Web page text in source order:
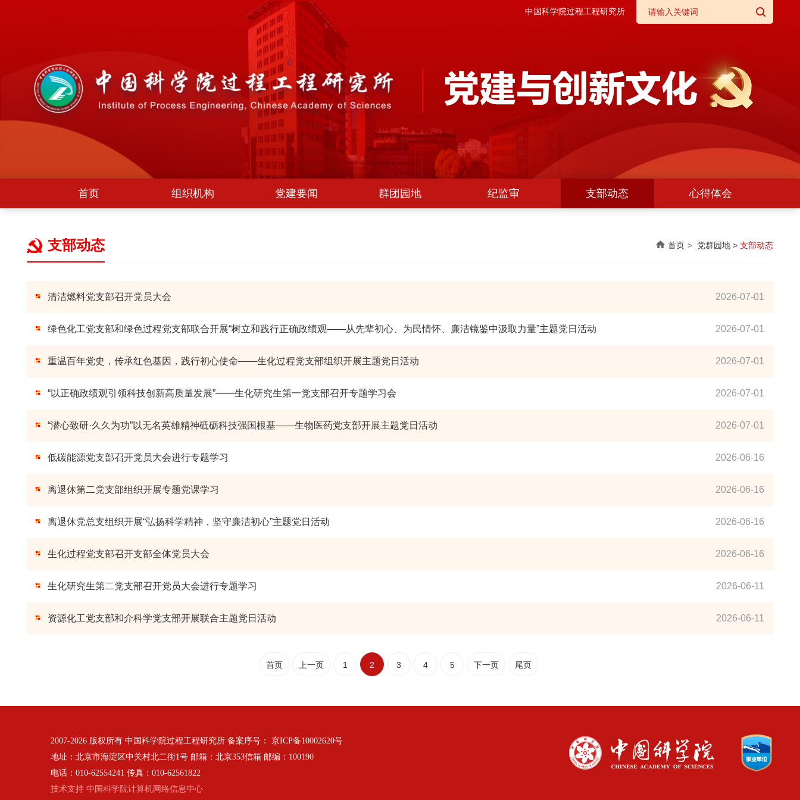
中国科学院过程工程研究所
首页 组织机构 党建要闻 群团园地 纪监审 支部动态 心得体会
支部动态 首页 党群园地 > 支部动态
清洁燃料党支部召开党员大会 2026-07-01
绿色化工党支部和绿色过程党支部联合开展“树立和践行正确政绩观——从先辈初心、为民情怀、廉洁镜鉴中汲取力量”主题党日活动 2026-07-01
重温百年党史，传承红色基因，践行初心使命——生化过程党支部组织开展主题党日活动 2026-07-01
“以正确政绩观引领科技创新高质量发展”——生化研究生第一党支部召开专题学习会 2026-07-01
“潜心致研·久久为功”以无名英雄精神砥砺科技强国根基——生物医药党支部开展主题党日活动 2026-07-01
低碳能源党支部召开党员大会进行专题学习 2026-06-16
离退休第二党支部组织开展专题党课学习 2026-06-16
离退休党总支组织开展“弘扬科学精神，坚守廉洁初心”主题党日活动 2026-06-16
生化过程党支部召开支部全体党员大会 2026-06-16
生化研究生第二党支部召开党员大会进行专题学习 2026-06-11
资源化工党支部和介科学党支部开展联合主题党日活动 2026-06-11
首页 上一页 1 2 3 4 5 下一页 尾页
2007-2026 版权所有 中国科学院过程工程研究所 备案序号： 京ICP备10002620号
地址：北京市海淀区中关村北二街1号 邮箱：北京353信箱 邮编：100190
电话：010-62554241 传真：010-62561822
技术支持 中国科学院计算机网络信息中心